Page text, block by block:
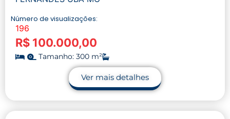
Número de visualizações:
196
R$ 100.000,00
Tamanho: 300 m²
Ver mais detalhes